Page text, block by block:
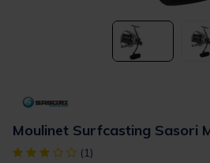
Moulinet Surfcasting Sasori
[object Object] out of 5 Customer
(1)